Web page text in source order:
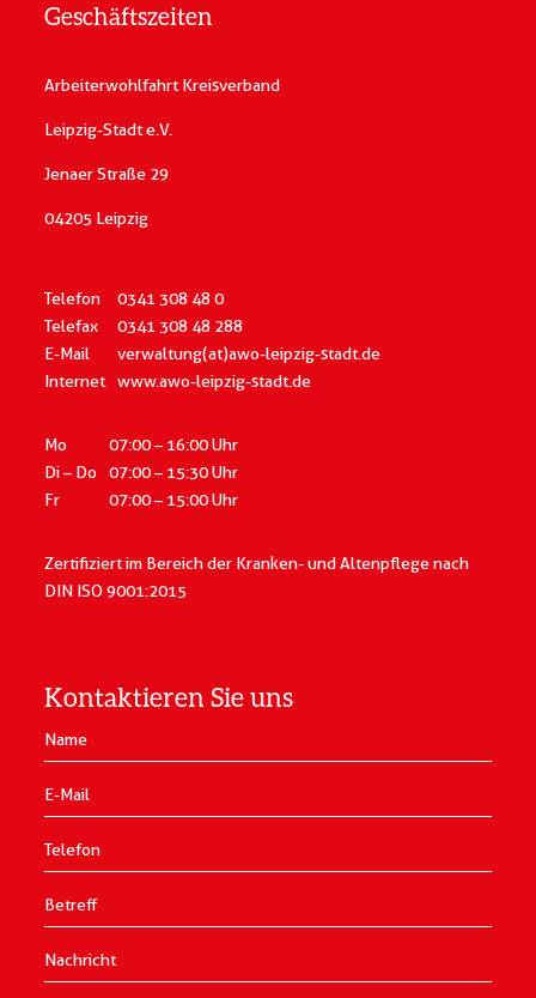
Geschäftszeiten
Arbeiterwohlfahrt Kreisverband
Leipzig-Stadt e.V.
Jenaer Straße 29
04205 Leipzig
Telefon
0341 308 48 0
Telefax
0341 308 48 288
E-Mail
verwaltung(at)awo-leipzig-stadt.de
Internet
www.awo-leipzig-stadt.de
Mo
07:00 – 16:00 Uhr
Di – Do
07:00 – 15:30 Uhr
Fr
07:00 – 15:00 Uhr
Zertifiziert im Bereich der Kranken- und Altenpflegenach
DIN ISO 9001:2015
Kontaktieren Sie uns